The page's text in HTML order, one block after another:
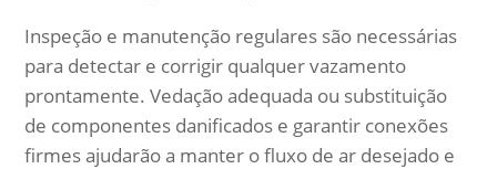
Inspeção e manutenção regulares são necessárias
para detectar e corrigir qualquer vazamento
prontamente. Vedação adequada ou substituição
de componentes danificados e garantir conexões
firmes ajudarão a manter o fluxo de ar desejado e